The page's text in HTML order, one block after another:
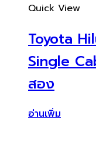
Quick View
Toyota
Single
สอง
อ่านเพิ่ม